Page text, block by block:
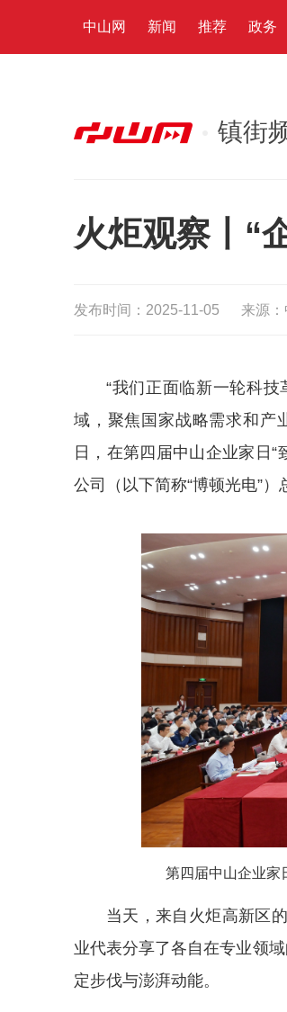
中山网 新闻 推荐 政务
镇街
火炬观察丨“
发布时间：2025-11-05 来源
“我们正面临新一轮科
域，聚焦国家战略需求和产
日，在第四届中山企业家日
公司（以下简称“博顿光电”）
第四届中山企业家
当天，来自火炬高新区
业代表分享了各自在专业领
定步伐与澎湃动能。